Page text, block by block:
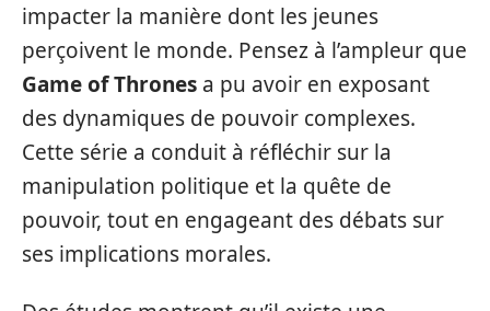
impacter la manière dont les jeunes
perçoivent le monde. Pensez à l’ampleur que
Game of Thrones a pu avoir en exposant
des dynamiques de pouvoir complexes.
Cette série a conduit à réfléchir sur la
manipulation politique et la quête de
pouvoir, tout en engageant des débats sur
ses implications morales.